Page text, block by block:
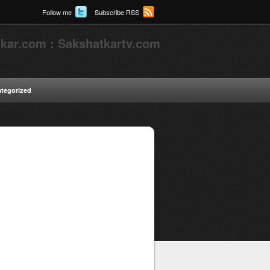
Follow me Subscribe RSS
: Sakshatkartv.com